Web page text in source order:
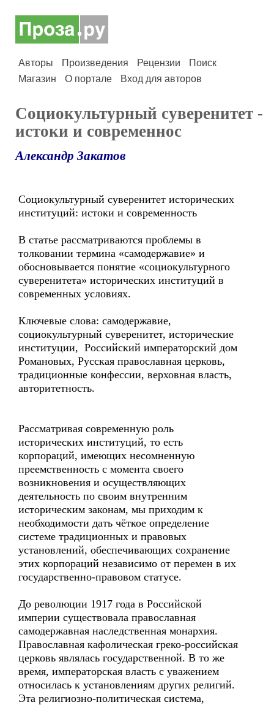
Авторы Произведения Рецензии
Поиск
Магазин
О портале Вход для авторов
Социокультурный суверенитет -
истоки и современнос
Александр Закатов
Социокультурный суверенитет исторических
институций: истоки и современность
В статье рассматриваются проблемы в
толковании термина «самодержавие» и
обосновывается понятие «социокультурного
суверенитета» исторических институций в
современных условиях.
Ключевые слова: самодержавие,
социокультурный суверенитет, исторические
институции, Российский императорский дом
Романовых, Русская православная церковь,
традиционные конфессии, верховная власть,
авторитетность.
Рассматривая современную роль
исторических институций, то есть
корпораций, имеющих несомненную
преемственность с момента своего
возникновения и осуществляющих
деятельность по своим внутренним
историческим законам, мы приходим к
необходимости дать чёткое определение
системе традиционных и правовых
установлений, обеспечивающих сохранение
этих корпораций независимо от перемен в их
государственно-правовом статусе.
До революции 1917 года в Российской
империи существовала православная
самодержавная наследственная монархия.
Православная кафолическая греко-российская
церковь являлась государственной. В то же
время, императорская власть с уважением
относилась к установлениям других религий.
Эта религиозно-политическая система,